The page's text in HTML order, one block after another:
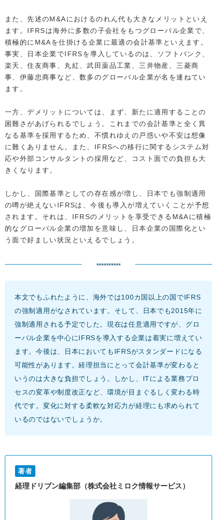
また、先述のM&Aにおけるのれん代も大きなメリットといえ
ます。IFRSは海外に多数の子会社をもつグローバル企業で、
積極的にM&Aを仕掛ける企業に最適の会計基準といえます。
事実、日本企業でIFRSを導入しているのは、ソフトバンク、
楽天、住友商事、丸紅、武田薬品工業、三井物産、三菱商
事、伊藤忠商事など、数多のグローバル企業が名を連ねてい
ます。
一方、デメリットについては、まず、新たに適用することの
困難さがあげられるでしょう。これまでの会計基準と全く異
なる基準を採用するため、不慣れゆえの戸惑いや不安は想像
に難くありません。また、IFRSへの移行に関するシステム対
応や外部コンサルタントの採用など、コスト面での負担も大
きくなります。
しかし、国際基準としての存在感が増し、日本でも強制適用
の噂が絶えないIFRSは、今後も導入が増えていくことが予想
されます。それは、IFRSのメリットを享受できるM&Aに積極
的なグローバル企業の増加を意味し、日本企業の国際化とい
う面で好ましい状況といえるでしょう。
**********
本文でもふれたように、海外では100カ国以上の国でIFRS
の強制適用がなされています。そして、日本でも2015年に
強制適用される予定でした。現在は任意適用ですが、グロ
ーバル企業を中心にIFRSを導入する企業は着実に増えてい
ます。今後は、日本においてもIFRSがスタンダードになる
可能性があります。経理担当にとって会計基準が変わると
いうのは大きな負担でしょう。しかし、ITによる業務プロ
セスの変革や制度改正など、環境が目まぐるしく変わる時
代です。変化に対する柔軟な対応力が経理にも求められて
いるのではないでしょうか。
著者
経理ドリブン編集部（株式会社ミロク情報サービス）